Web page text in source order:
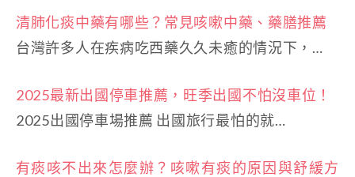
清肺化痰中藥有哪些？常見咳嗽中藥、藥膳推薦
台灣許多人在疾病吃西藥久久未癒的情況下，…
2025最新出國停車推薦，旺季出國不怕沒車位！
2025出國停車場推薦 出國旅行最怕的就…
有痰咳不出來怎麼辦？咳嗽有痰的原因與舒緩方